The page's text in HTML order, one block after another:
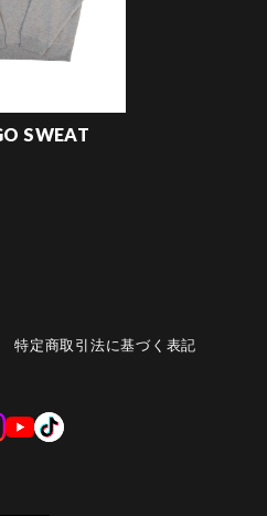
SWEAT
特定商取引法に基づく表記